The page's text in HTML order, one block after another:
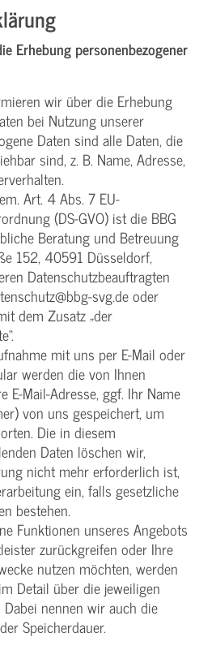
Erhebung personenbezogener
wir über die Erhebung
bei Nutzung unserer
Daten sind alle Daten, die
sind, z. B. Name, Adresse,
Art. 4 Abs. 7 EU-
(DS-GVO) ist die BBG
Beratung und Betreuung
152, 40591 Düsseldorf,
Datenschutzbeauftragten
svg.de oder
dem Zusatz „der
mit uns per E-Mail oder
werden die von Ihnen
E-Mail-Adresse, ggf. Ihr Name
von uns gespeichert, um
Die in diesem
Daten löschen wir,
nicht mehr erforderlich ist,
ein, falls gesetzliche
bestehen.
Funktionen unseres Angebots
zurückgreifen oder Ihre
nutzen möchten, werden
Detail über die jeweiligen
nennen wir auch die
Speicherdauer.